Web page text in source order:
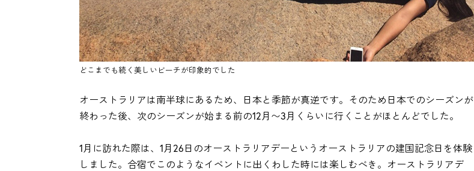
どこまでも続く美しいビーチが印象的でした
オーストラリアは南半球にあるため、日本と季節が真逆です。そのため日本でのシーズンが
終わった後、次のシーズンが始まる前の12月〜3月くらいに行くことがほとんどでした。
1月に訪れた際は、1月26日のオーストラリアデーというオーストラリアの建国記念日を体験
しました。合宿でこのようなイベントに出くわした時には楽しむべき。オーストラリアデ